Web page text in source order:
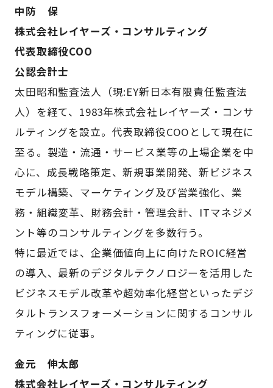
中防 保
株式会社レイヤーズ・コンサルティング
代表取締役COO
公認会計士
太田昭和監査法人（現:EY新日本有限責任監査法
人）を経て、1983年株式会社レイヤーズ・コンサ
ルティングを設立。代表取締役COOとして現在に
至る。製造・流通・サービス業等の上場企業を中
心に、成長戦略策定、新規事業開発、新ビジネス
モデル構築、マーケティング及び営業強化、業
務・組織変革、財務会計・管理会計、ITマネジメ
ント等のコンサルティングを多数行う。
特に最近では、企業価値向上に向けたROIC経営
の導入、最新のデジタルテクノロジーを活用した
ビジネスモデル改革や超効率化経営といったデジ
タルトランスフォーメーションに関するコンサル
ティングに従事。
金元 伸太郎
株式会社レイヤーズ・コンサルティング